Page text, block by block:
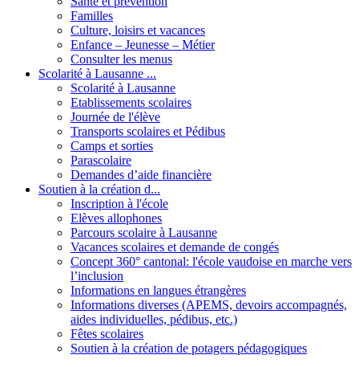
Familles
Culture, loisirs et vacances
Enfance – Jeunesse – Métier
Consulter les menus
Scolarité à Lausanne ...
Scolarité à Lausanne
Etablissements scolaires
Journée de l'élève
Transports scolaires et Pédibus
Camps et sorties
Parascolaire
Demandes d’aide financière
Soutien à la création d...
Inscription à l'école
Elèves allophones
Parcours scolaire à Lausanne
Vacances scolaires et demande de congés
Concept 360° cantonal: l'école vaudoise en marche vers
l’inclusion
Informations en langues étrangères
Informations diverses (APEMS, devoirs accompagnés,
aides individuelles, pédibus, etc.)
Fêtes scolaires
Soutien à la création de potagers pédagogiques